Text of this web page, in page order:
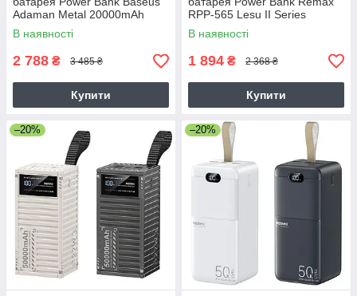
Adaman Metal 20000mAh
65W Digital Display Зовнішній
акумулятор
В наявності
2 788 ₴ 3 485 ₴
Купити
RPP-565 Lesu II Series
60000mAh PD20W+QC22.5W
(with cable Type-C+Lightning)
В наявності
1 894 ₴ 2 368 ₴
Купити
–20% –20%